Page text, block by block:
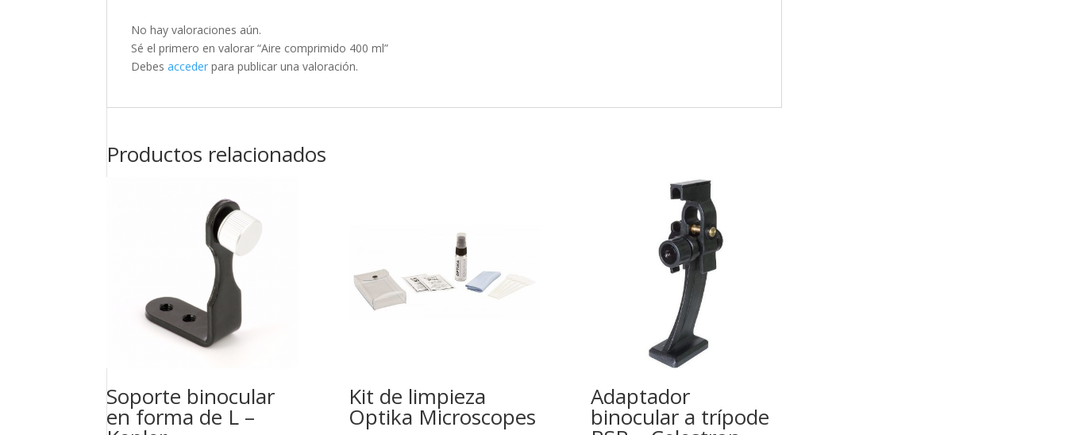
No hay valoraciones aún.
Sé el primero en valorar “Aire comprimido 400 ml”
Debesacceder para publicar una valoración.
Productos relacionados
Soporte binocular
en forma de L –
Kit de limpieza
Optika Microscopes
Adaptador
binocular a trípode